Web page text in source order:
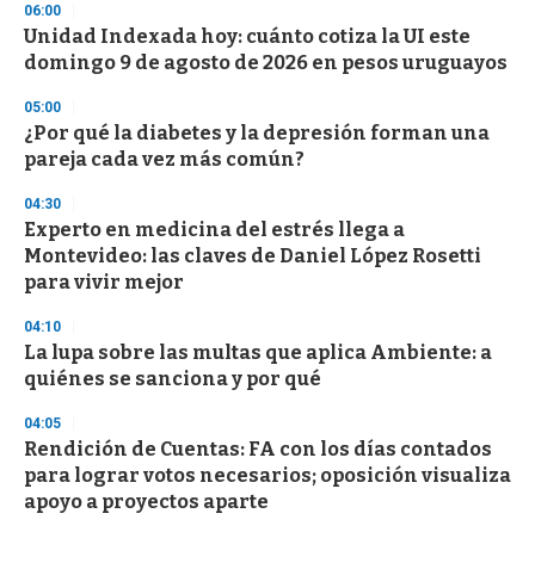
06:00
Unidad Indexada hoy: cuánto cotiza la UI este
domingo 9 de agosto de 2026 en pesos uruguayos
05:00
¿Por qué la diabetes y la depresión forman una
pareja cada vez más común?
04:30
Experto en medicina del estrés llega a
Montevideo: las claves de Daniel López Rosetti
para vivir mejor
04:10
La lupa sobre las multas que aplica Ambiente: a
quiénes se sanciona y por qué
04:05
Rendición de Cuentas: FA con los días contados
para lograr votos necesarios; oposición visualiza
apoyo a proyectos aparte